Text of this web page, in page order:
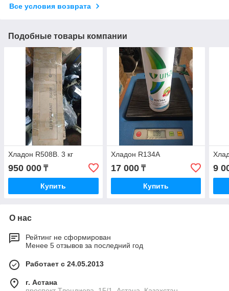
Все условия возврата
Подобные товары компании
Хладон R508B. 3 кг
950 000 ₸
Купить
Хладон R134A
17 000₸
Купить
9
О нас
Рейтинг не сформирован
Менее 5 отзывов за последний год
Работает с 24.05.2013
г. Астана